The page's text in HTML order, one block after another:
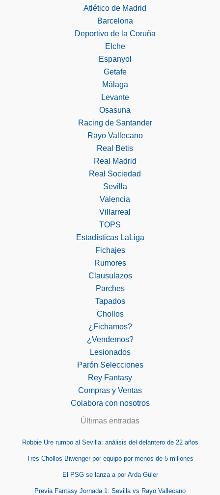
Atlético de Madrid
Barcelona
Deportivo de la Coruña
Elche
Espanyol
Getafe
Málaga
Levante
Osasuna
Racing de Santander
Rayo Vallecano
Real Betis
Real Madrid
Real Sociedad
Sevilla
Valencia
Villarreal
TOPS
Estadísticas LaLiga
Fichajes
Rumores
Clausulazos
Parches
Tapados
Chollos
¿Fichamos?
¿Vendemos?
Lesionados
Parón Selecciones
Rey Fantasy
Compras y Ventas
Colabora con nosotros
Últimas entradas
Robbie Ure rumbo al Sevilla: análisis del delantero de 22 años
Tres Chollos Biwenger por equipo por menos de 5 millones
El PSG se lanza a por Arda Güler
Previa Fantasy Jornada 1: Sevilla vs Rayo Vallecano